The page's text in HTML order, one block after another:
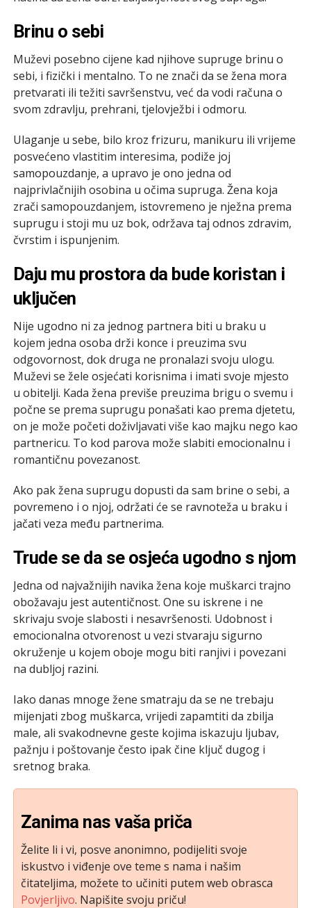
Brinu o sebi
Muževi posebno cijene kad njihove supruge brinu o
sebi, i fizički i mentalno. To ne znači da se žena mora
pretvarati ili težiti savršenstvu, već da vodi računa o
svom zdravlju, prehrani, tjelovježbi i odmoru.
Ulaganje u sebe, bilo kroz frizuru, manikuru ili vrijeme
posvećeno vlastitim interesima, podiže joj
samopouzdanje, a upravo je ono jedna od
najprivlačnijih osobina u očima supruga. Žena koja
zrači samopouzdanjem, istovremeno je nježna prema
suprugu i stoji mu uz bok, održava taj odnos zdravim,
čvrstim i ispunjenim.
Daju mu prostora da bude koristan i
uključen
Nije ugodno ni za jednog partnera biti u braku u
kojem jedna osoba drži konce i preuzima svu
odgovornost, dok druga ne pronalazi svoju ulogu.
Muževi se žele osjećati korisnima i imati svoje mjesto
u obitelji. Kada žena previše preuzima brigu o svemu i
počne se prema suprugu ponašati kao prema djetetu,
on je može početi doživljavati više kao majku nego kao
partnericu. To kod parova može slabiti emocionalnu i
romantičnu povezanost.
Ako pak žena suprugu dopusti da sam brine o sebi, a
povremeno i o njoj, održati će se ravnoteža u braku i
jačati veza među partnerima.
Trude se da se osjeća ugodno s njom
Jedna od najvažnijih navika žena koje muškarci trajno
obožavaju jest autentičnost. One su iskrene i ne
skrivaju svoje slabosti i nesavršenosti. Udobnost i
emocionalna otvorenost u vezi stvaraju sigurno
okruženje u kojem oboje mogu biti ranjivi i povezani
na dubljoj razini.
Iako danas mnoge žene smatraju da se ne trebaju
mijenjati zbog muškarca, vrijedi zapamtiti da zbilja
male, ali svakodnevne geste kojima iskazuju ljubav,
pažnju i poštovanje često ipak čine ključ dugog i
sretnog braka.
Zanima nas vaša priča
Želite li i vi, posve anonimno, podijeliti svoje
iskustvo i viđenje ove teme s nama i našim
čitateljima, možete to učiniti putem web obrasca
Povjerljivo. Napišite svoju priču!